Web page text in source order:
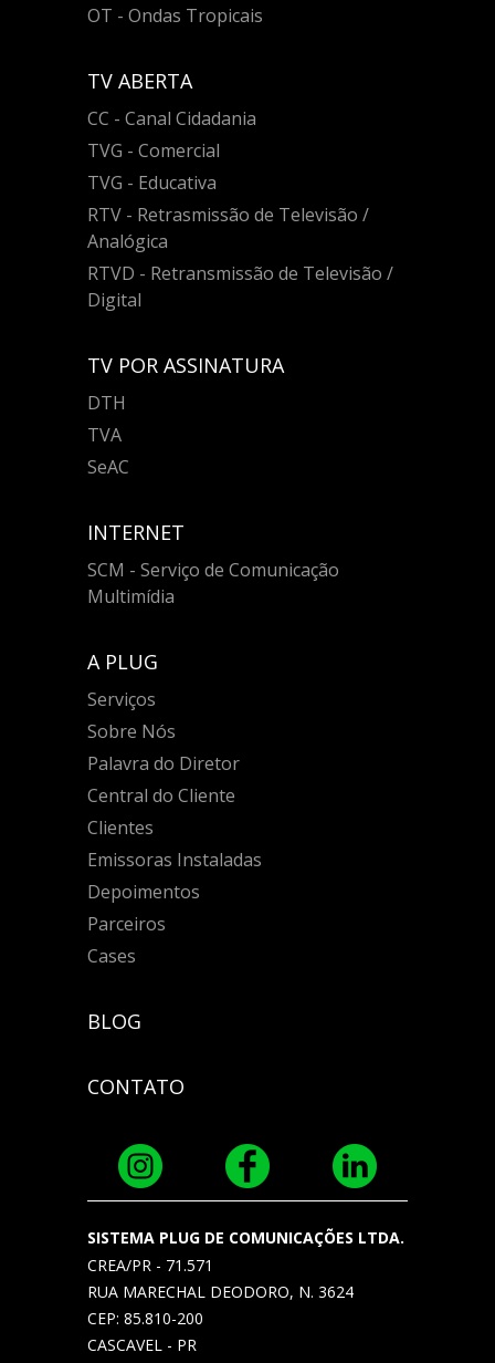
OT - Ondas Tropicais
TV ABERTA
CC - Canal Cidadania
TVG - Comercial
TVG - Educativa
RTV - Retrasmissão de Televisão /
Analógica
RTVD - Retransmissão de Televisão /
Digital
TV POR ASSINATURA
DTH
TVA
SeAC
INTERNET
SCM - Serviço de Comunicação
Multimídia
A PLUG
Serviços
Sobre Nós
Palavra do Diretor
Central do Cliente
Clientes
Emissoras Instaladas
Depoimentos
Parceiros
Cases
BLOG
CONTATO
SISTEMA PLUG DE COMUNICAÇÕES LTDA.
CREA/PR - 71.571
RUA MARECHAL DEODORO, N. 3624
CEP: 85.810-200
CASCAVEL - PR